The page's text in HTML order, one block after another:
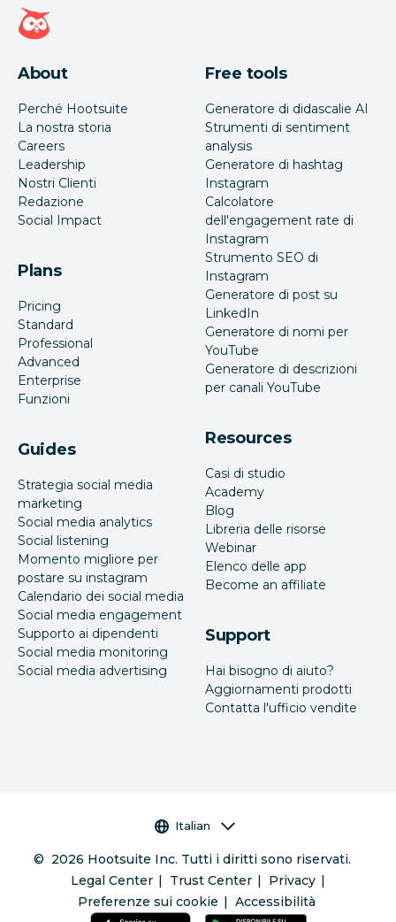
Home page di Hootsuite
About
Perché Hootsuite
La nostra storia
Careers
Leadership
Nostri Clienti
Redazione
Social Impact
Plans
Pricing
Standard
Professional
Advanced
Enterprise
Funzioni
Guides
Strategia social media
marketing
Social media analytics
Social listening
Momento migliore per
postare su instagram
Calendario dei social media
Social media engagement
Supporto ai dipendenti
Social media monitoring
Social media advertising
Free tools
Generatore di didascalie AI
Strumenti di sentiment
analysis
Generatore di hashtag
Instagram
Calcolatore
dell'engagement rate di
Instagram
Strumento SEO di
Instagram
Generatore di post su
LinkedIn
Generatore di nomi per
YouTube
Generatore di descrizioni
per canali YouTube
Resources
Casi di studio
Academy
Blog
Libreria delle risorse
Webinar
Elenco delle app
Become an affiliate
Support
Hai bisogno di aiuto?
Aggiornamenti prodotti
Contatta l'ufficio vendite
Selettore della lingua
Italian
© 2026 Hootsuite Inc. Tutti i diritti sono riservati.
Legal Center
Trust Center
Privacy
Preferenze sui cookie
Accessibilità